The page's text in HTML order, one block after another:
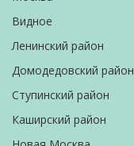
Видное
Ленинский район
Домодедовский район
Ступинский район
Каширский район